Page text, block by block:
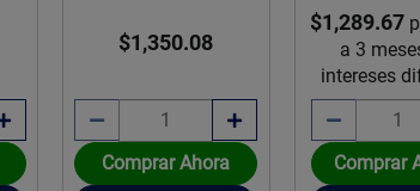
$1,350.08
Comprar Ahora
$1,289.67
a 3
intereses
Comprar